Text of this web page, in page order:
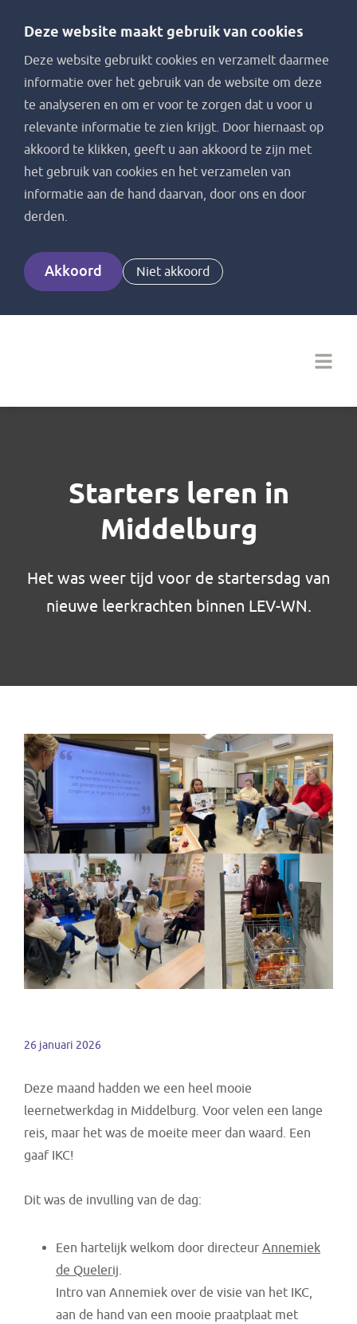
Deze website maakt gebruik van cookies
Deze website gebruikt cookies en verzamelt daarmee
informatie over het gebruik van de website om deze
te analyseren en om er voor te zorgen dat u voor u
relevante informatie te zien krijgt. Door hiernaast op
akkoord te klikken, geeft u aan akkoord te zijn met
het gebruik van cookies en het verzamelen van
informatie aan de hand daarvan, door ons en door
derden.
Akkoord Niet akkoord
Starters leren in
Middelburg
Het was weer tijd voor de startersdag van
nieuwe leerkrachten binnen LEV-WN.
26 januari 2026
Deze maand hadden we een heel mooie
leernetwerkdag in Middelburg. Voor velen een lange
reis, maar het was de moeite meer dan waard. Een
gaaf IKC!
Dit was de invulling van de dag:
Een hartelijk welkom door directeur Annemiek
de Quelerij.
Intro van Annemiek over de visie van het IKC,
aan de hand van een mooie praatplaat met